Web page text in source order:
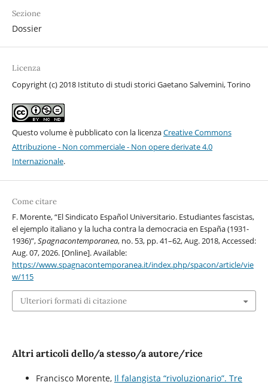
Sezione
Dossier
Licenza
Copyright (c) 2018 Istituto di studi storici Gaetano Salvemini, Torino
Questo volume è pubblicato con la licenzaCreative Commons
Attribuzione - Non commerciale - Non opere derivate 4.0
Internazionale.
Come citare
F. Morente, “El Sindicato Español Universitario. Estudiantes fascistas,
el ejemplo italiano y la lucha contra la democracia en España (1931-
1936)”,Spagnacontemporanea, no. 53, pp. 41–62, Aug. 2018, Accessed:
Aug. 07, 2026. [Online]. Available:
https://www.spagnacontemporanea.it/index.php/spacon/article/vie
w/115
Ulteriori formati di citazione
Altri articoli dello/a stesso/a autore/rice
Francisco Morente, Il falangista “rivoluzionario”. Tre